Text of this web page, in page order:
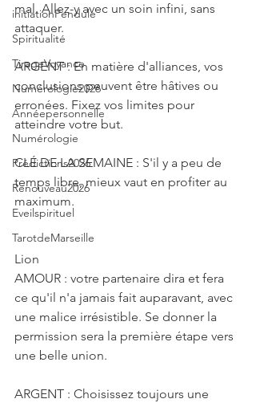
initiationPendule
Spiritualité
TirageVoyance
Numérologie2026
Annéepersonnelle
Numérologie
Prédictions2026
Renouveau2026
Eveilspirituel
TarotdeMarseille
mal. Allez-y avec un soin infini, sans
attaquer.
ARGENT : En matière d'alliances, vos
conclusions peuvent être hâtives ou
erronées. Fixez vos limites pour
atteindre votre but.
CLÉ DE LA SEMAINE : S'il y a peu de
temps libre, mieux vaut en profiter au
maximum.
Lion
AMOUR : votre partenaire dira et fera
ce qu'il n'a jamais fait auparavant, avec
une malice irrésistible. Se donner la
permission sera la première étape vers
une belle union.
ARGENT : Choisissez toujours une